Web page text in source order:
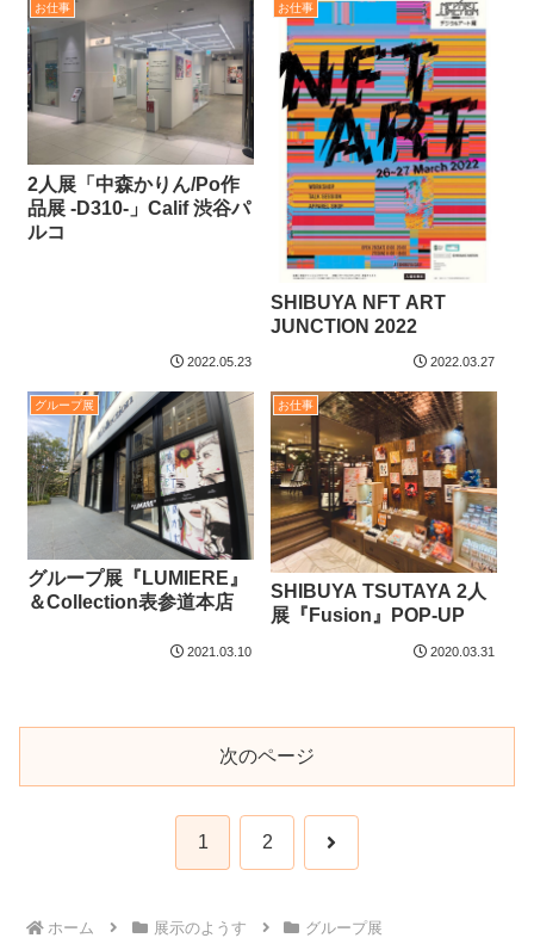
お仕事
2人展「中森かりん/Po作
品展 -D310-」Calif 渋谷パ
ルコ
2022.05.23
お仕事
SHIBUYA NFT ART
JUNCTION 2022
2022.03.27
グループ展
グループ展『LUMIERE』
＆Collection表参道本店
2021.03.10
お仕事
SHIBUYA TSUTAYA 2人
展『Fusion』POP-UP
2020.03.31
次のページ
1 2 次
ホーム 展示のようす グループ展